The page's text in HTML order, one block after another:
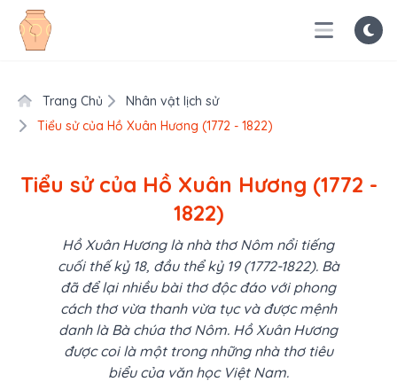
Trang Chủ
Nhân vật lịch sử
Tiểu sử của Hồ Xuân Hương (1772 - 1822)
Tiểu sử của Hồ Xuân Hương (1772 -
1822)
Hồ Xuân Hương là nhà thơ Nôm nổi tiếng
cuối thế kỷ 18, đầu thể kỷ 19 (1772-1822). Bà
đã để lại nhiều bài thơ độc đáo với phong
cách thơ vừa thanh vừa tục và được mệnh
danh là Bà chúa thơ Nôm. Hồ Xuân Hương
được coi là một trong những nhà thơ tiêu
biểu của văn học Việt Nam.